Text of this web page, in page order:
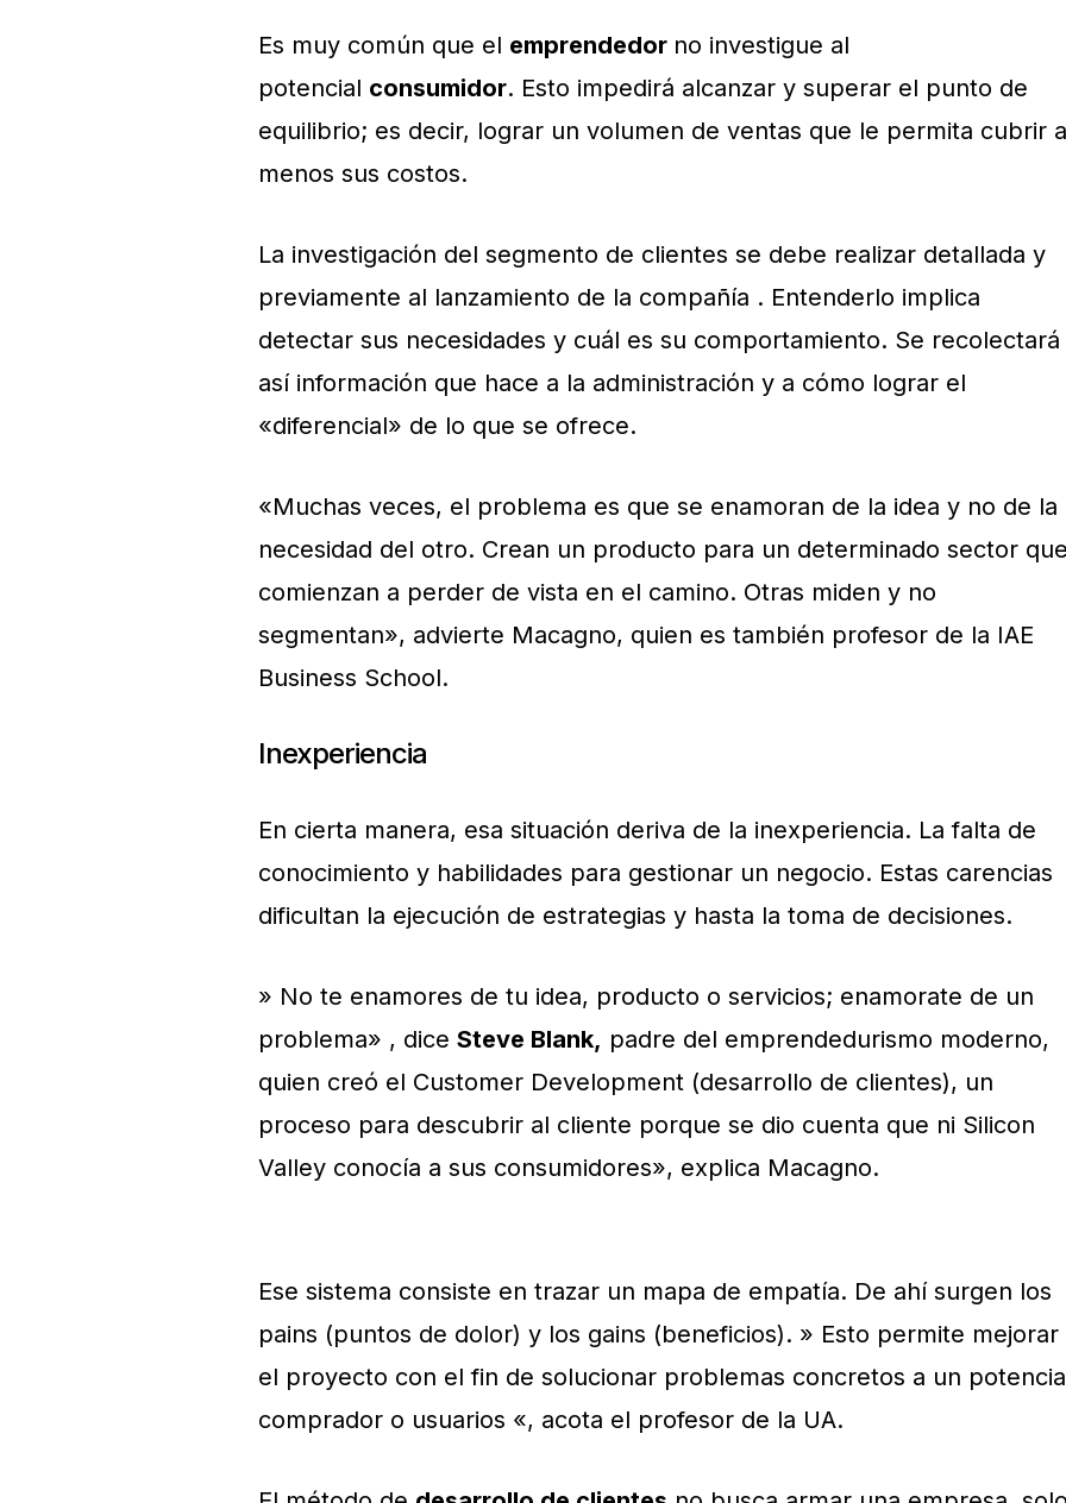
Es muy común que el emprendedor no investigue al
potencial consumidor. Esto impedirá alcanzar y superar el punto de
equilibrio; es decir, lograr un volumen de ventas que le permita cubrir
menos sus costos.
La investigación del segmento de clientes se debe realizar detallada y
previamente al lanzamiento de la compañía . Entenderlo implica
detectar sus necesidades y cuál es su comportamiento. Se recolectará
así información que hace a la administración y a cómo lograr el
«diferencial» de lo que se ofrece.
«Muchas veces, el problema es que se enamoran de la idea y no de la
necesidad del otro. Crean un producto para un determinado sector
comienzan a perder de vista en el camino. Otras miden y no
segmentan», advierte Macagno, quien es también profesor de la IAE
Business School.
Inexperiencia
En cierta manera, esa situación deriva de la inexperiencia. La falta de
conocimiento y habilidades para gestionar un negocio. Estas carencias
dificultan la ejecución de estrategias y hasta la toma de decisiones.
» No te enamores de tu idea, producto o servicios; enamorate de un
problema» , dice Steve Blank, padre del emprendedurismo moderno,
quien creó el Customer Development (desarrollo de clientes), un
proceso para descubrir al cliente porque se dio cuenta que ni Silicon
Valley conocía a sus consumidores», explica Macagno.
Ese sistema consiste en trazar un mapa de empatía. De ahí surgen los
pains (puntos de dolor) y los gains (beneficios). » Esto permite mejorar
el proyecto con el fin de solucionar problemas concretos a un
comprador o usuarios «, acota el profesor de la UA.